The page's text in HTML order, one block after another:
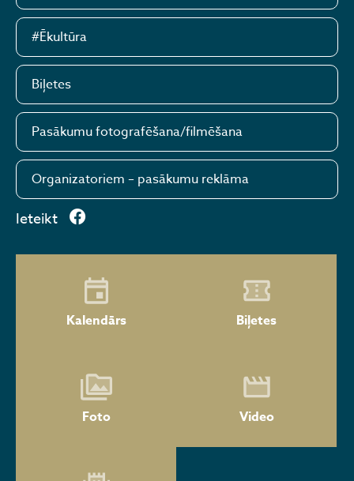
#Ēkultūra
Biļetes
Pasākumu fotografēšana/filmēšana
Organizatoriem – pasākumu reklāma
Ieteikt
Kalendārs Biļetes
Foto Video